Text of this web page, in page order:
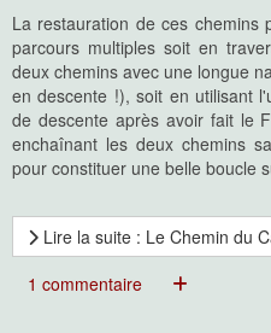
La restauration de ces chemins
parcours multiples soit en
deux chemins avec une longue
en descente !), soit en utilisant
de descente après avoir fait le
enchaînant les deux chemins
pour constituer une belle boucle
Lire la suite : Le Chemin du
1 commentaire